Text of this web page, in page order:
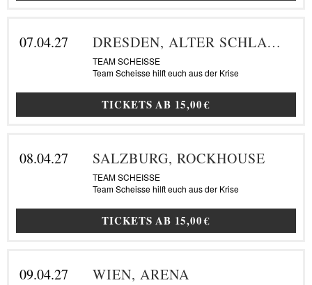
07.04.27 DRESDEN, ALTER SCHLACHTHOF
TEAM SCHEISSE
Team Scheisse hilft euch aus der Krise
TICKETS AB 15,00 €
08.04.27 SALZBURG, ROCKHOUSE
TEAM SCHEISSE
Team Scheisse hilft euch aus der Krise
TICKETS AB 15,00 €
09.04.27 WIEN, ARENA